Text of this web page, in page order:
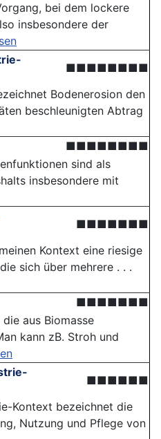
bei dem lockere
insbesondere der
■■■■■■■■
Bodenerosion den
beschleunigten Abtrag
■■■■■■■■
sind als
insbesondere mit
■■■■■■■
Kontext eine riesige
sich über mehrere . . .
■■■■■■■
aus Biomasse
kann zB. Stroh und
■■■■■■
Kontext bezeichnet die
Nutzung und Pflege von